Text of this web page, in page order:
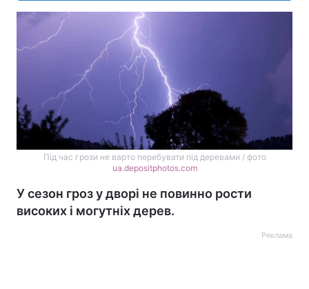
Під час грози не варто перебувати під деревами / фото
ua.depositphotos.com
У сезон гроз у дворі не повинно рости
високих і могутніх дерев.
Реклама